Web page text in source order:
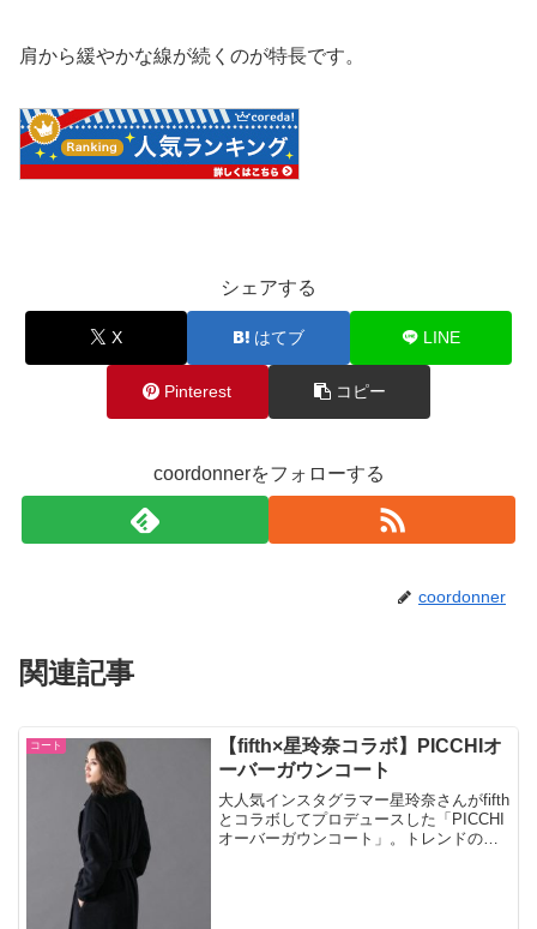
肩から緩やかな線が続くのが特長です。
シェアする
X はてブ LINE
Pinterest コピー
coordonnerをフォローする
coordonner
関連記事
コート
【fifth×星玲奈コラボ】PICCHIオ
ーバーガウンコート
大人気インスタグラマー星玲奈さんがfifth
とコラボしてプロデュースした「PICCHI
オーバーガウンコート」。トレンドのビ